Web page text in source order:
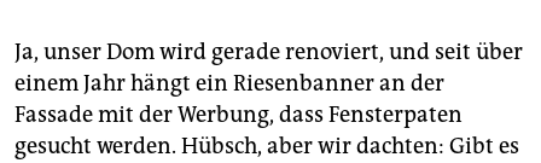
Ja, unser Dom wird gerade renoviert, und seit über
einem Jahr hängt ein Riesenbanner an der
Fassade mit der Werbung, dass Fensterpaten
gesucht werden. Hübsch, aber wir dachten: Gibt es